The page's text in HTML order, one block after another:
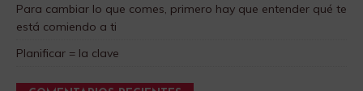
Para cambiar lo que comes, primero hay que entender qué te
está comiendo a ti
Planificar = la clave